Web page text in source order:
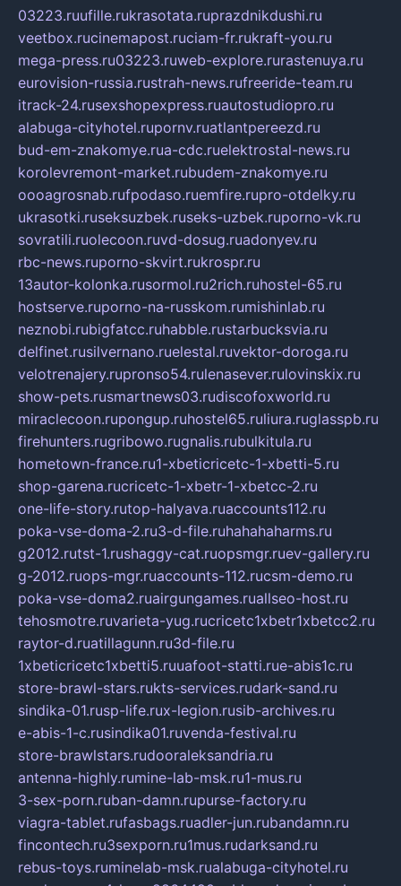
03223.ruufille.rukrasotata.ruprazdnikdushi.ru
veetbox.rucinemapost.ruciam-fr.rukraft-you.ru
mega-press.ru03223.ruweb-explore.rurastenuya.ru
eurovision-russia.rustrah-news.rufreeride-team.ru
itrack-24.rusexshopexpress.ruautostudiopro.ru
alabuga-cityhotel.rupornv.ruatlantpereezd.ru
bud-em-znakomye.rua-cdc.ruelektrostal-news.ru
korolevremont-market.rubudem-znakomye.ru
oooagrosnab.rufpodaso.ruemfire.rupro-otdelky.ru
ukrasotki.ruseksuzbek.ruseks-uzbek.ruporno-vk.ru
sovratili.ruolecoon.ruvd-dosug.ruadonyev.ru
rbc-news.ruporno-skvirt.rukrospr.ru
13autor-kolonka.rusormol.ru2rich.ruhostel-65.ru
hostserve.ruporno-na-russkom.rumishinlab.ru
neznobi.rubigfatcc.ruhabble.rustarbucksvia.ru
delfinet.rusilvernano.ruelestal.ruvektor-doroga.ru
velotrenajery.rupronso54.rulenasever.rulovinskix.ru
show-pets.rusmartnews03.rudiscofoxworld.ru
miraclecoon.rupongup.ruhostel65.ruliura.ruglasspb.ru
firehunters.rugribowo.rugnalis.rubulkitula.ru
hometown-france.ru1-xbeticricetc-1-xbetti-5.ru
shop-garena.rucricetc-1-xbetr-1-xbetcc-2.ru
one-life-story.rutop-halyava.ruaccounts112.ru
poka-vse-doma-2.ru3-d-file.ruhahahaharms.ru
g2012.rutst-1.rushaggy-cat.ruopsmgr.ruev-gallery.ru
g-2012.ruops-mgr.ruaccounts-112.rucsm-demo.ru
poka-vse-doma2.ruairgungames.ruallseo-host.ru
tehosmotre.ruvarieta-yug.rucricetc1xbetr1xbetcc2.ru
raytor-d.ruatillagunn.ru3d-file.ru
1xbeticricetc1xbetti5.ruuafoot-statti.rue-abis1c.ru
store-brawl-stars.rukts-services.rudark-sand.ru
sindika-01.rusp-life.rux-legion.rusib-archives.ru
e-abis-1-c.rusindika01.ruvenda-festival.ru
store-brawlstars.rudooraleksandria.ru
antenna-highly.rumine-lab-msk.ru1-mus.ru
3-sex-porn.ruban-damn.rupurse-factory.ru
viagra-tablet.rufasbags.ruadler-jun.rubandamn.ru
fincontech.ru3sexporn.ru1mus.rudarksand.ru
rebus-toys.ruminelab-msk.rualabuga-cityhotel.ru